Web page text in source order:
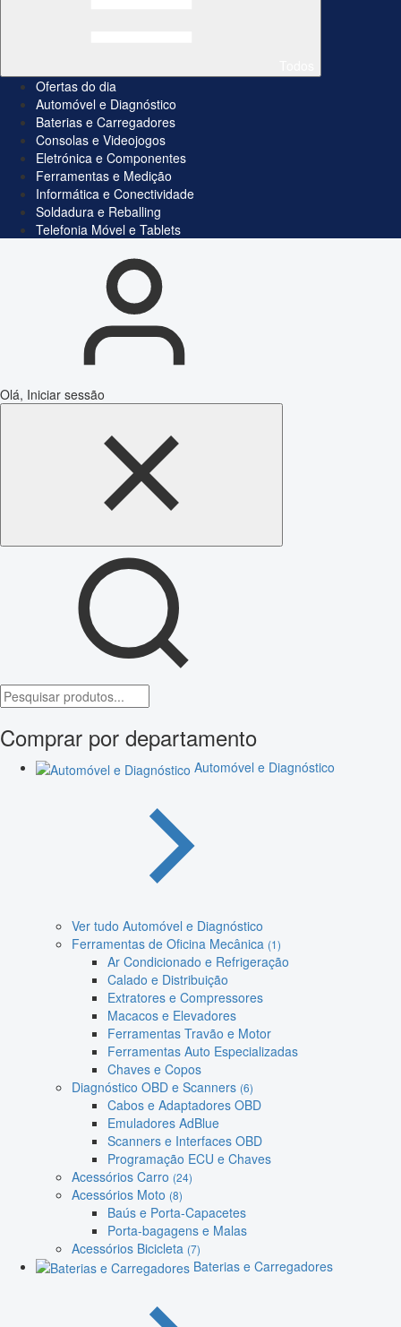
Ofertas do dia
Automóvel e Diagnóstico
Baterias e Carregadores
Consolas e Videojogos
Eletrónica e Componentes
Ferramentas e Medição
Informática e Conectividade
Soldadura e Reballing
Telefonia Móvel e Tablets
Olá, Iniciar sessão
Comprar por departamento
Automóvel e Diagnóstico
Ver tudo Automóvel e Diagnóstico
Ferramentas de Oficina Mecânica (1)
Ar Condicionado e Refrigeração
Calado e Distribuição
Extratores e Compressores
Macacos e Elevadores
Ferramentas Travão e Motor
Ferramentas Auto Especializadas
Chaves e Copos
Diagnóstico OBD e Scanners (6)
Cabos e Adaptadores OBD
Emuladores AdBlue
Scanners e Interfaces OBD
Programação ECU e Chaves
Acessórios Carro (24)
Acessórios Moto (8)
Baús e Porta-Capacetes
Porta-bagagens e Malas
Acessórios Bicicleta (7)
Baterias e Carregadores